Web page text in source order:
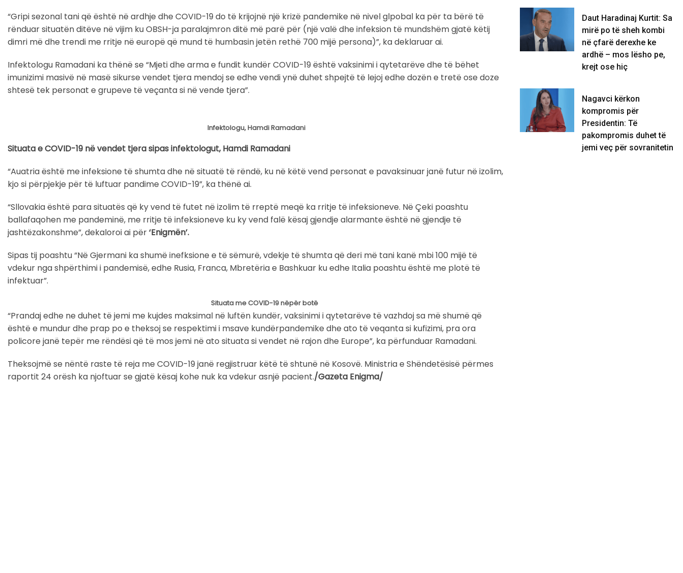
“Gripi sezonal tani që është në ardhje dhe COVID-19 do të krijojnë një krizë pandemike në nivel glpobal ka për ta bërë të
rënduar situatën ditëve në vijim ku OBSH-ja paralajmron ditë më parë për (një valë dhe infeksion të mundshëm gjatë këtij
dimri më dhe trendi me rritje në europë që mund të humbasin jetën rethë 700 mijë persona)”, ka deklaruar ai.
Infektologu Ramadani ka thënë se “Mjeti dhe arma e fundit kundër COVID-19 është vaksinimi i qytetarëve dhe të bëhet
imunizimi masivë në masë sikurse vendet tjera mendoj se edhe vendi ynë duhet shpejtë të lejoj edhe dozën e tretë ose doze
shtesë tek personat e grupeve të veçanta si në vende tjera”.
Infektologu, Hamdi Ramadani
Situata e COVID-19 në vendet tjera sipas infektologut, Hamdi Ramadani
“Auatria është me infeksione të shumta dhe në situatë të rëndë, ku në këtë vend personat e pavaksinuar janë futur në izolim,
kjo si përpjekje për të luftuar pandime COVID-19”, ka thënë ai.
“Sllovakia është para situatës që ky vend të futet në izolim të rreptë meqë ka rritje të infeksioneve. Në Çeki poashtu
ballafaqohen me pandeminë, me rritje të infeksioneve ku ky vend falë kësaj gjendje alarmante është në gjendje të
jashtëzakonshme”, dekaloroi ai për‘Enigmën’.
Sipas tij poashtu “Në Gjermani ka shumë inefksione e të sëmurë, vdekje të shumta që deri më tani kanë mbi 100 mijë të
vdekur nga shpërthimi i pandemisë, edhe Rusia, Franca, Mbretëria e Bashkuar ku edhe Italia poashtu është me plotë të
infektuar”.
Situata me COVID-19 nëpër botë
“Prandaj edhe ne duhet të jemi me kujdes maksimal në luftën kundër, vaksinimi i qytetarëve të vazhdoj sa më shumë që
është e mundur dhe prap po e theksoj se respektimi i msave kundërpandemike dhe ato të veqanta si kufizimi, pra ora
policore janë tepër me rëndësi që të mos jemi në ato situata si vendet në rajon dhe Europe”, ka përfunduar Ramadani.
Theksojmë se nëntë raste të reja me COVID-19 janë regjistruar këtë të shtunë në Kosovë. Ministria e Shëndetësisë përmes
raportit 24 orësh ka njoftuar se gjatë kësaj kohe nuk ka vdekur asnjë pacient./Gazeta Enigma/
Daut Haradinaj Kurtit: Sa
mirë po të sheh kombi
në çfarë derexhe ke
ardhë – mos lësho pe,
krejt ose hiç
Nagavci kërkon
kompromis për
Presidentin: Të
pakompromis duhet të
jemi veç për sovranitetin